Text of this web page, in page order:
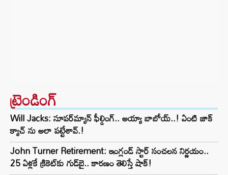
ట్రెండింగ్‌
Will Jacks: సూపర్‌మ్యాన్ ఫీల్డింగ్.. అయ్యా బాబోయ్..! ఏంటి జాక్
క్యాచ్ ను అలా పట్టేశావ్.!
John Turner Retirement: ఇంగ్లండ్ స్టార్ సంచలన నిర్ణయం..
25 ఏళ్లకే క్రికెట్‌కు గుడ్‌బై.. కారణం తెలిస్తే షాక్!